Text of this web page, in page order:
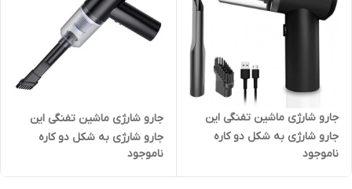
جارو شارژی ماشین تفنگی این
جارو شارژی به شکل دو کاره
ساخته شده است
ناموجود
جارو شارژی ماشین تفنگی این
جارو شارژی به شکل دو کاره
ساخته شده است
ناموجود